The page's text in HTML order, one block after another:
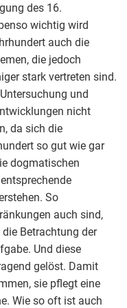
des 16.
wichtig wird
auch die
die jedoch
stark vertreten sind.
und
nicht
da sich die
so gut wie gar
dogmatischen
So
auch sind,
Betrachtung der
Und diese
gelöst. Damit
sie pflegt eine
Wie so oft ist auch